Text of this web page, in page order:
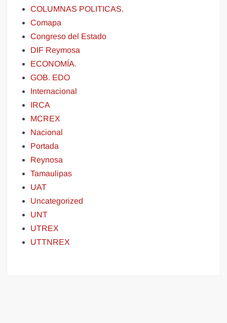
COLUMNAS POLITICAS.
Comapa
Congreso del Estado
DIF Reymosa
ECONOMÍA.
GOB. EDO
Internacional
IRCA
MCREX
Nacional
Portada
Reynosa
Tamaulipas
UAT
Uncategorized
UNT
UTREX
UTTNREX